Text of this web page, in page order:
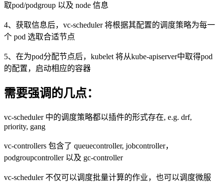
取pod/podgroup 以及 node 信息
4、获取信息后， vc-scheduler将根据其配置的调度策略为每一
个 pod 选取合适节点
5、在为pod分配节点后， kubelet 将从kube-apiserver中取得pod
的配置，启动相应的容器
需要强调的几点：
vc-scheduler 中的调度策略都以插件的形式存在, e.g. drf,
priority, gang
vc-controllers 包含了 queuecontroller, jobcontroller，
podgroupcontroller 以及 gc-controller
vc-scheduler 不仅可以调度批量计算的作业，也可以调度微服